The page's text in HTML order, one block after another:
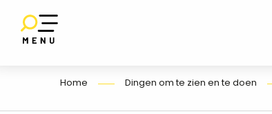
contenu
Home Dingen om te zien en te doen